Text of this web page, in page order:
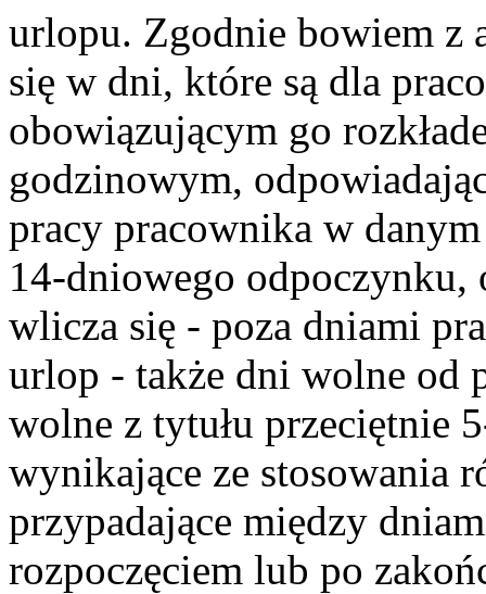
urlopu. Zgodnie bowiem z
się w dni, które są dla
obowiązującym go
godzinowym,
pracy pracownika w
14-dniowego
wlicza się - poza dniami
urlop - także dni wolne od
wolne z tytułu przeciętnie
wynikające ze stosowania
przypadające między
rozpoczęciem lub po